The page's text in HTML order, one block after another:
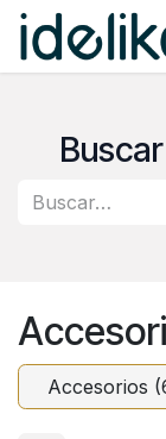
Ir al contenido
Accesorios